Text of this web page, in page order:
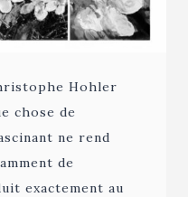
Hohler
chose de
ne rend
de
exactement au